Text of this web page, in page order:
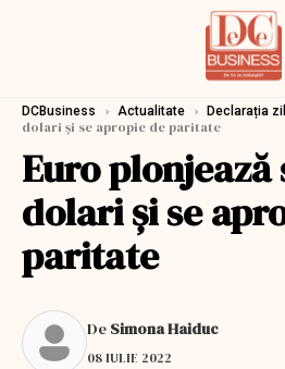
DCBusiness › Actualitate › Declarația
dolari și se apropie de paritate
Euro plonjează
dolari și se
paritate
De Simona Haiduc
08 IULIE 2022